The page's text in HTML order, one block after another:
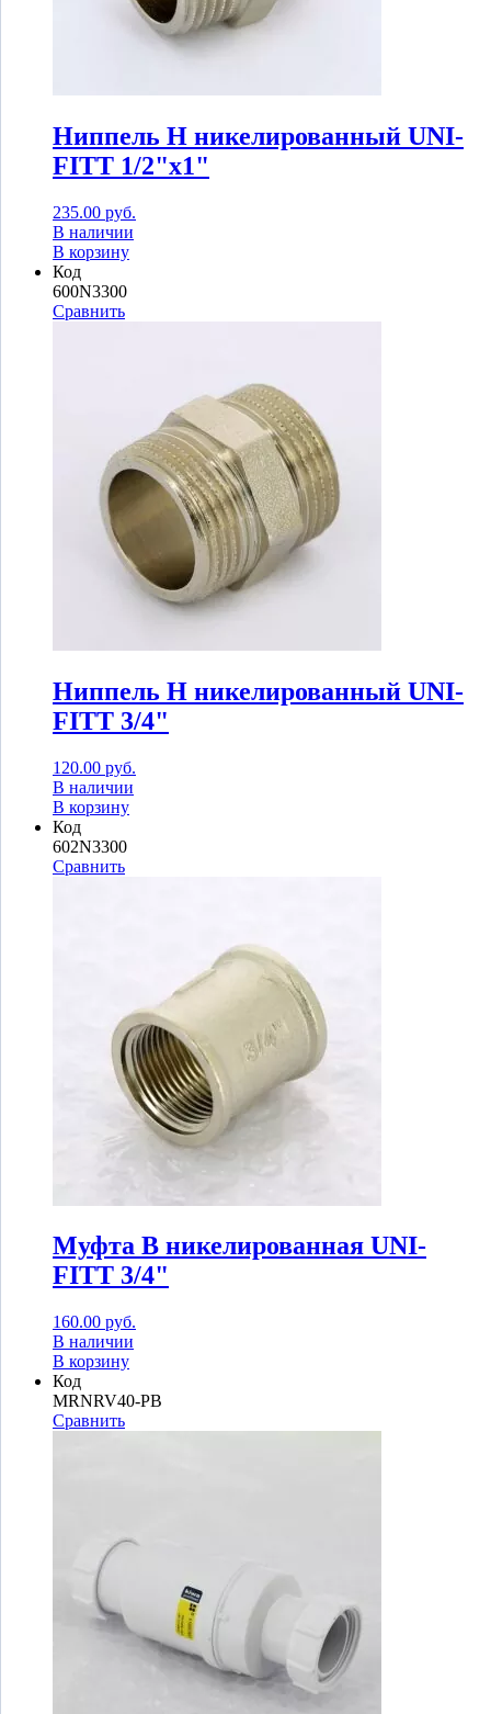
Ниппель Н никелированный UNI-
FITT 1/2"x1"
235.00 руб.
В наличии
В корзину
Код
600N3300
Сравнить
Ниппель Н никелированный UNI-
FITT 3/4"
120.00 руб.
В наличии
В корзину
Код
602N3300
Сравнить
Муфта В никелированная UNI-
FITT 3/4"
160.00 руб.
В наличии
В корзину
Код
MRNRV40-PB
Сравнить